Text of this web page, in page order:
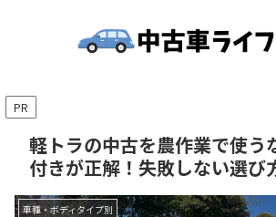
PR
軽トラの中古を農作業で使う
付きが正解！失敗しない選び
車種・ボディタイプ別